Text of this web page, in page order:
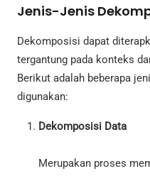
Jenis-Jenis
Dekomposisi dapat
tergantung pada konteks
Berikut adalah beberapa
digunakan:
Dekomposisi Data
Merupakan proses